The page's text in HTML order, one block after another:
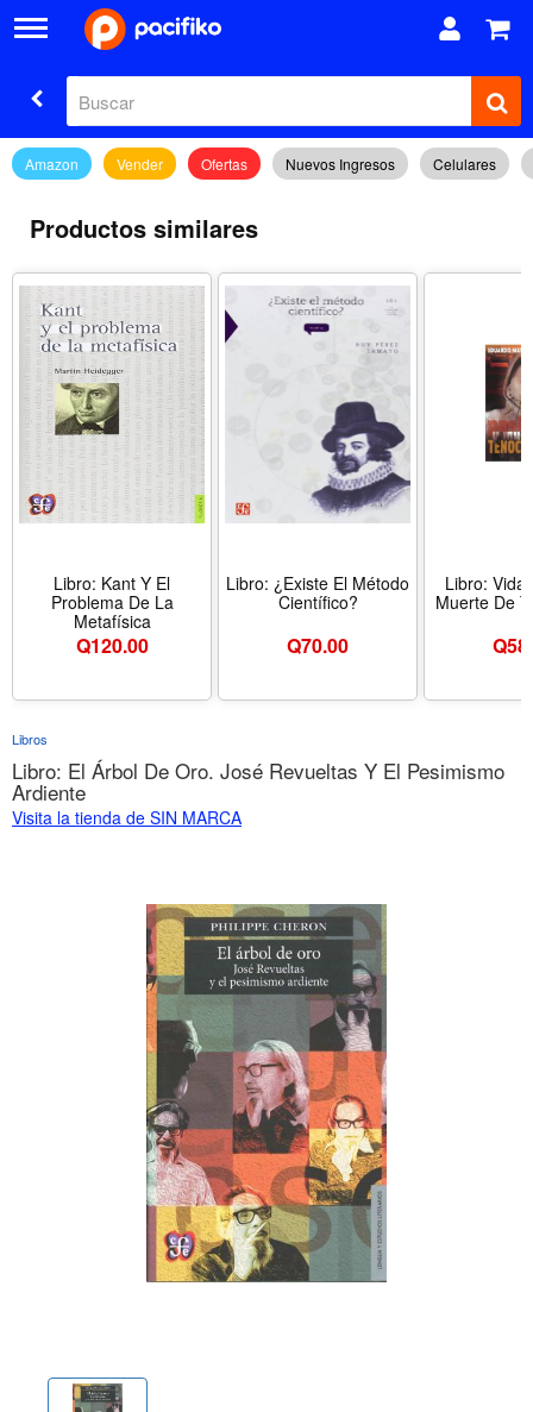
Amazon Vender Ofertas Nuevos Ingresos Celulares
Productos similares
Libro: Kant Y El
Problema De La
Metafísica
Q120.00
Libro: ¿Existe El Método
Científico?
Q70.00
Libro:
Muerte De
Q
Libros
Libro: El Árbol De Oro. José Revueltas Y El Pesimismo
Ardiente
Visita la tienda de SIN MARCA